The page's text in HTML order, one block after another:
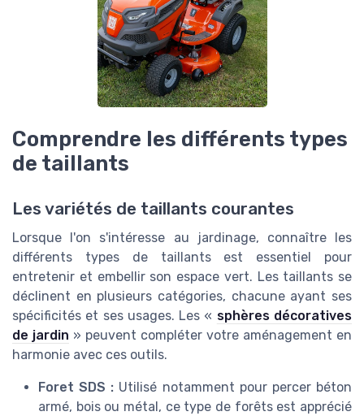
Comprendre les différents types
de taillants
Les variétés de taillants courantes
Lorsque l'on s'intéresse au jardinage, connaître les
différents types de taillants est essentiel pour
entretenir et embellir son espace vert. Les taillants se
déclinent en plusieurs catégories, chacune ayant ses
spécificités et ses usages. Les « sphères décoratives
de jardin » peuvent compléter votre aménagement en
harmonie avec ces outils.
Foret SDS : Utilisé notamment pour percer béton
armé, bois ou métal, ce type de forêts est apprécié